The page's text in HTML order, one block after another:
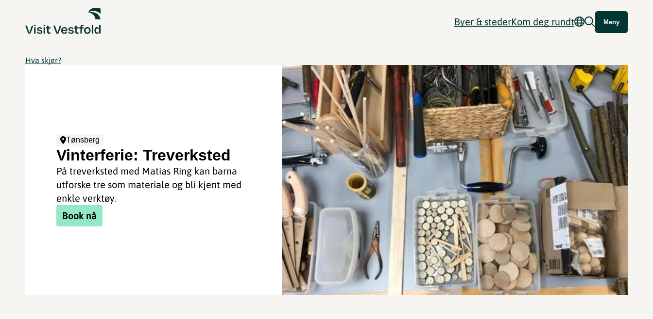
Byer & stederKom deg rundt Meny
Hva skjer?
Tønsberg
Vinterferie: Treverksted
På treverksted med Matias Ring kan barna
utforske tre som materiale og bli kjent med
enkle verktøy.
Book nå